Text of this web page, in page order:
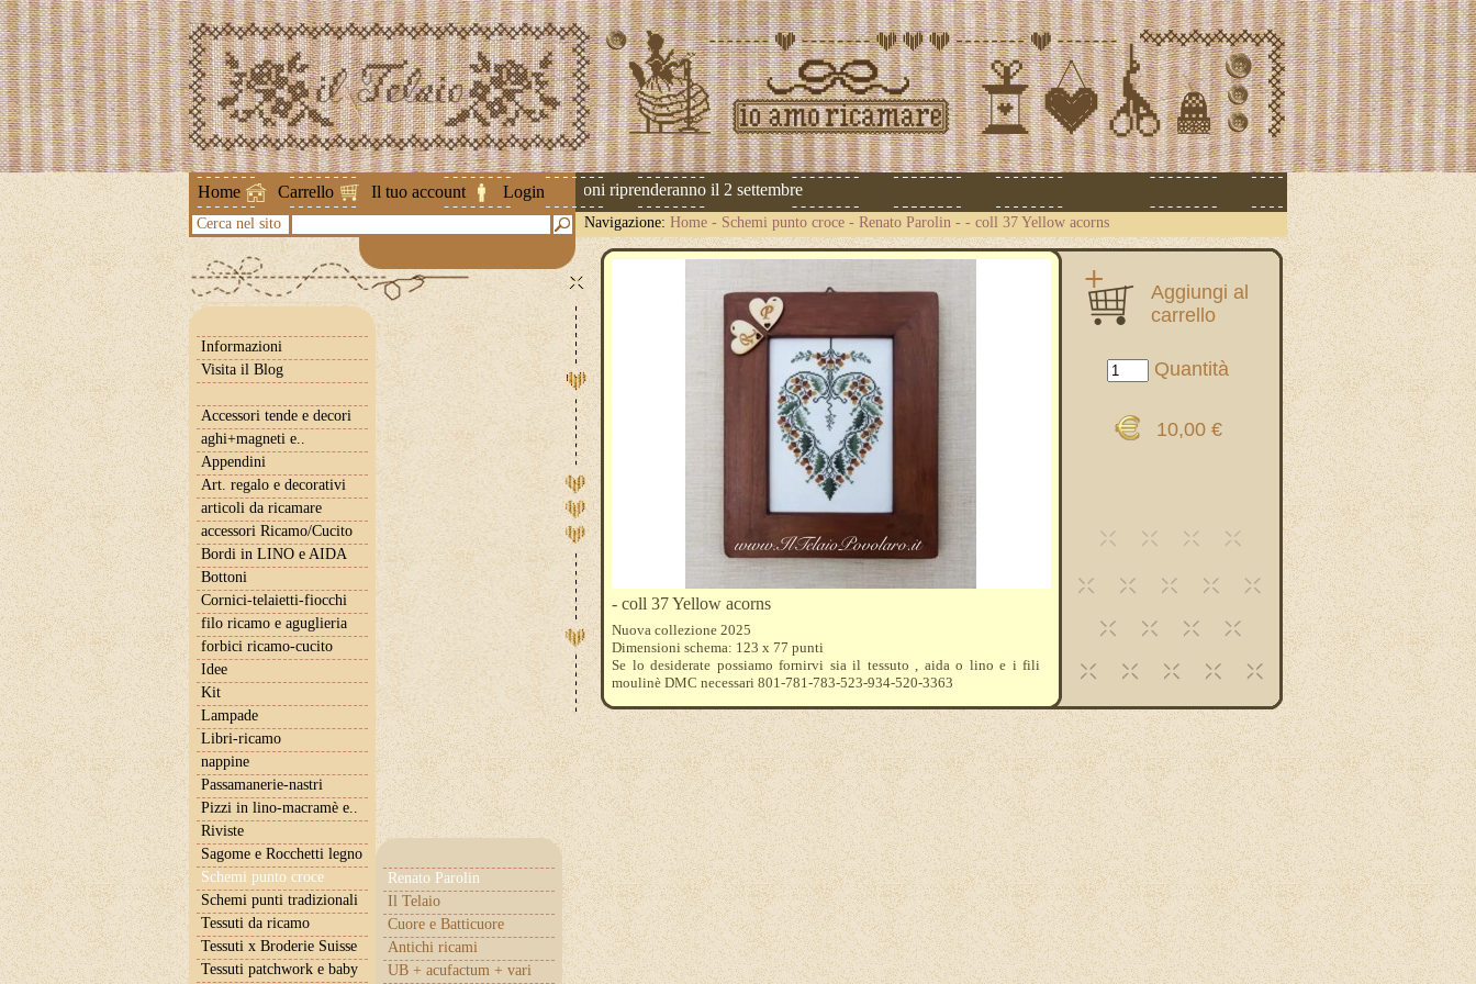
Home Carrello Il tuo account Login
Attenzione ! Le spedizioni riprenderanno il 2 settembre
Cerca nel sito Navigazione: Home - Schemi punto croce - Renato Parolin - - coll 37 Yellow acorns
Informazioni
Visita il Blog
Accessori tende e decori
aghi+magneti e..
Appendini
Art. regalo e decorativi
articoli da ricamare
accessori Ricamo/Cucito
Bordi in LINO e AIDA
Bottoni
Cornici-telaietti-fiocchi
filo ricamo e aguglieria
forbici ricamo-cucito
Idee
Kit
Lampade
Libri-ricamo
nappine
Passamanerie-nastri
Pizzi in lino-macramè e..
Riviste
Sagome e Rocchetti legno
Schemi punto croce
Renato Parolin
Il Telaio
Cuore e Batticuore
Antichi ricami
UB + acufactum + vari
Schemi punti tradizionali
Tessuti da ricamo
Tessuti x Broderie Suisse
Tessuti patchwork e baby
Aggiungi al
carrello
Quantità
10,00 €
- coll 37 Yellow acorns
Nuova collezione 2025
Dimensioni schema: 123 x 77 punti
Se lo desiderate possiamo fornirvi sia il tessuto , aida o lino e i fili
moulinè DMC necessari 801-781-783-523-934-520-3363